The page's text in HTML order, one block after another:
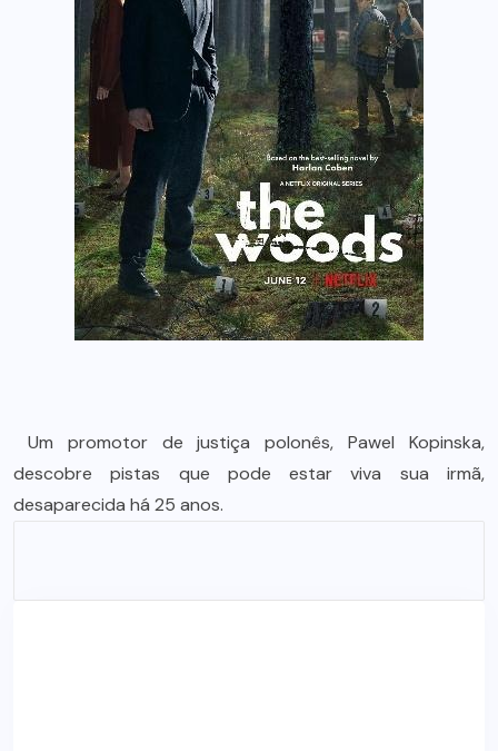
Um promotor de justiça polonês, Pawel Kopinska,
descobre pistas que pode estar viva sua irmã,
desaparecida há 25 anos.